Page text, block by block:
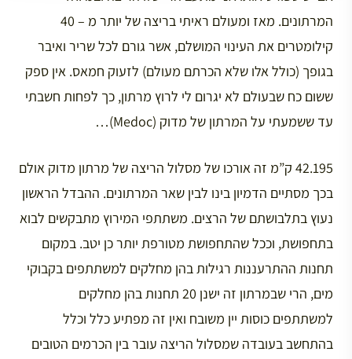
המרתונים. מאז ומעולם ראיתי בריצה של יותר מ – 40
קילומטרים את העינוי המושלם, אשר גורם לכל שריר ואיבר
בגופך (כולל אלו שלא הכרתם מעולם) לזעוק חמאס. אין ספק
ששום כח שבעולם לא יגרום לי לרוץ מרתון, כך לפחות חשבתי
עד ששמעתי על המרתון של מדוק (Medoc)…
42.195 ק”מ זה אורכו של מסלול הריצה של מרתון מדוק אולם
בכך מסתיים הדמיון בינו לבין שאר המרתונים. ההבדל הראשון
נעוץ בתלבושתם של הרצים. משתתפי המירוץ מתבקשים לבוא
בתחפושת, וככל שהתחפושת מטורפת יותר כן יטב. במקום
תחנות ההתרעננות רגילות בהן מחלקים למשתתפים בקבוקי
מים, הרי שבמרתון זה ישנן 20 תחנות בהן מחלקים
למשתתפים כוסות יין משובח ואין זה מפתיע כלל וכלל
בהתחשב בעובדה שמסלול הריצה עובר בין הכרמים הטובים